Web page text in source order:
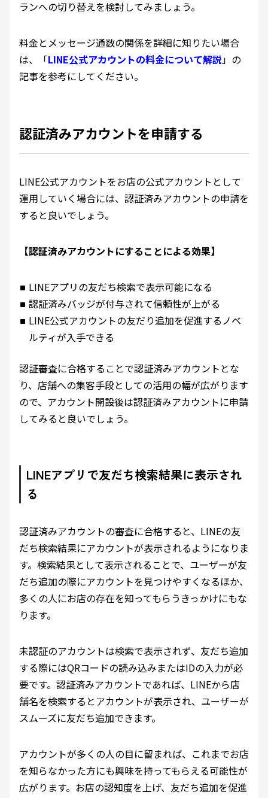
ランへの切り替えを検討してみましょう。
料金とメッセージ通数の関係を詳細に知りたい場合
は、「LINE公式アカウントの料金について解説 」の
記事を参考にしてください。
認証済みアカウントを申請する
LINE公式アカウントをお店の公式アカウントとして
運用していく場合には、認証済みアカウントの申請を
すると良いでしょう。
【認証済みアカウントにすることによる効果】
LINEアプリの友だち検索で表示可能になる
認証済みバッジが付与されて信頼性が上がる
LINE公式アカウントの友だり追加を促進するノベ
ルティが入手できる
認証審査に合格することで認証済みアカウントとな
り、店舗への集客手段としての活用の幅が広がります
ので、アカウント開設後は認証済みアカウントに申請
してみると良いでしょう。
LINEアプリで友だち検索結果に表示され
る
認証済みアカウントの審査に合格すると、LINEの友
だち検索結果にアカウントが表示されるようになりま
す。検索結果として表示されることで、ユーザーが友
だち追加の際にアカウントを見つけやすくなるほか、
多くの人にお店の存在を知ってもらうきっかけにもな
ります。
未認証のアカウントは検索で表示されず、友だち追加
する際にはQRコードの読み込みまたはIDの入力が必
要です。認証済みアカウントであれば、LINEから店
舗名を検索するとアカウントが表示され、ユーザーが
スムーズに友だち追加できます。
アカウントが多くの人の目に留まれば、これまでお店
を知らなかった方にも興味を持ってもらえる可能性が
広がります。お店の認知度を上げ、友だち追加を促進